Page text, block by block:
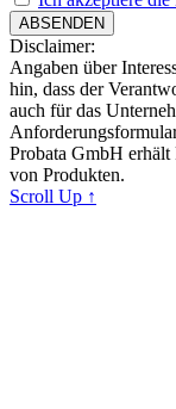
Disclaimer:
Angaben über
hin, dass der
auch für das
Probata GmbH
von Produkten.
Scroll Up ↑